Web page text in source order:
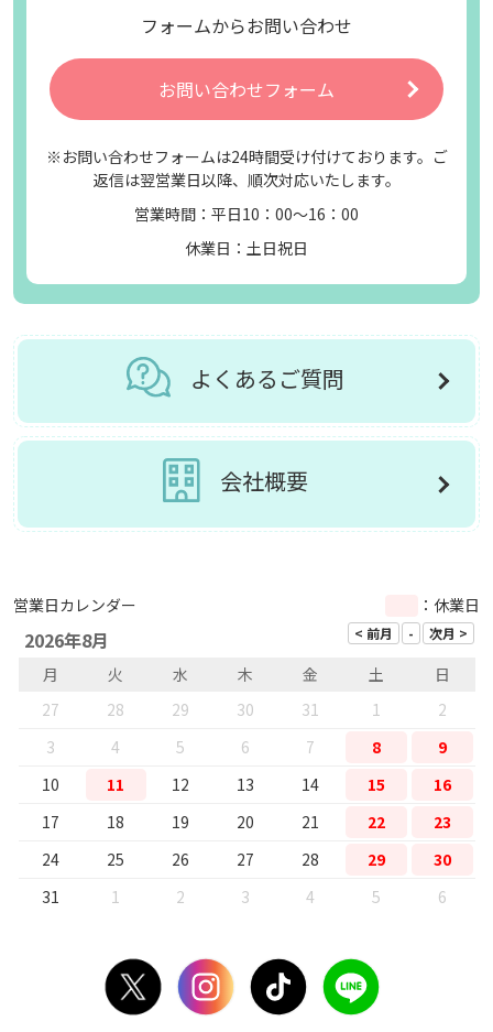
フォームからお問い合わせ
お問い合わせフォーム
※お問い合わせフォームは24時間受け付けております。ご
返信は翌営業日以降、順次対応いたします。
営業時間：平日10：00～16：00
休業日：土日祝日
よくあるご質問
会社概要
営業日カレンダー ：休業日
2026年8月
月 火 水 木 金 土
日
27
28 29 30 31 1
2
3
4 5 6 7 8
9
10
11 12 13 14 15
16
17
18 19 20 21 22
23
24
25 26 27 28 29
30
31
1 2 3 4 5 6